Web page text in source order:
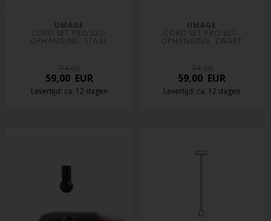
UMAGE
CORD SET PRO E27-
OPHANGING, STAAL
59,00 EUR
Levertijd: ca. 12 dagen
UMAGE
CORD SET PRO E27-
OPHANGING, ZWART
59,00 EUR
Levertijd: ca. 12 dagen